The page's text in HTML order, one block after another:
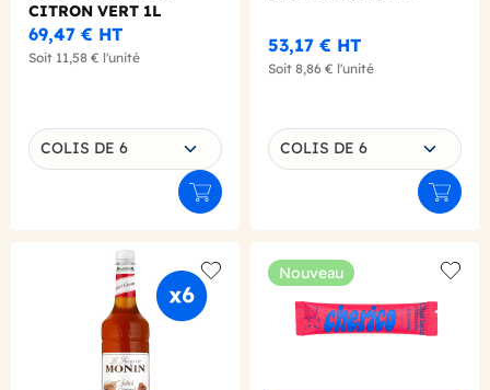
CITRON VERT 1L
BOUTEILLE PET
69,47 € HT
Soit 11,58 € l'unité
Choisissez une déclinaison
COLIS DE 6
Ajouter au panier
53,17 € HT
Soit 8,86 € l'unité
Choisissez une déclinaison
COLIS DE 6
Add to wishlist
Nouveau